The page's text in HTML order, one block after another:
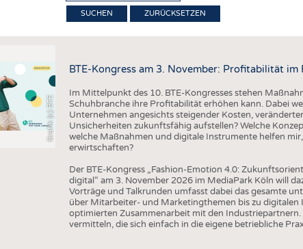
ZURÜCKSETZEN
Grafik (c) BTE
BTE-Kongress am 3. November: Profitabilität im
Im Mittelpunkt des 10. BTE-Kongresses stehen
Schuhbranche ihre Profitabilität erhöhen kann. Dabei
Unternehmen angesichts steigender Kosten,
Unsicherheiten zukunftsfähig aufstellen? Welche
welche Maßnahmen und digitale Instrumente helfen
erwirtschaften?
Der BTE-Kongress „Fashion-Emotion 4.0:
digital“ am 3. November 2026 im MediaPark Köln will
Vorträge und Talkrunden umfasst dabei das gesamte
über Mitarbeiter- und Marketingthemen bis zu
optimierten Zusammenarbeit mit den Industriepartnern.
vermitteln, die sich einfach in die eigene betriebliche